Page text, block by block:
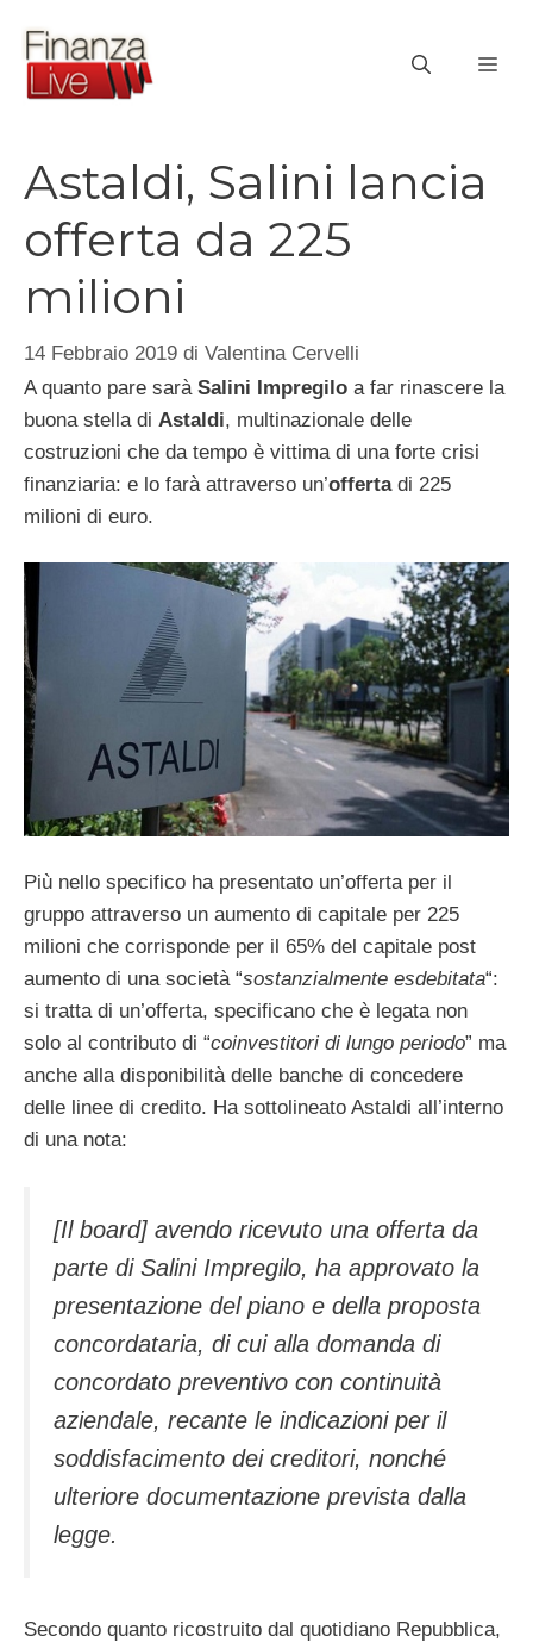
contenuto
Astaldi, Salini lancia
offerta da 225
milioni
14 Febbraio 2019 di Valentina Cervelli
A quanto pare saràSalini Impregilo a far rinascere la
buona stella di Astaldi, multinazionale delle
costruzioni che da tempo è vittima di una forte crisi
finanziaria: e lo farà attraverso un’offertadi 225
milioni di euro.
Più nello specifico ha presentato un’offerta per il
gruppo attraverso un aumento di capitale per 225
milioni che corrisponde per il 65% del capitale post
aumento di una società “sostanzialmente esdebitata“:
si tratta di un’offerta, specificano che è legata non
solo al contributo di “coinvestitori di lungo periodo” ma
anche alla disponibilità delle banche di concedere
delle linee di credito. Ha sottolineato Astaldi all’interno
di una nota:
[Il board] avendo ricevuto una offerta da
parte di Salini Impregilo, ha approvato la
presentazione del piano e della proposta
concordataria, di cui alla domanda di
concordato preventivo con continuità
aziendale, recante le indicazioni per il
soddisfacimento dei creditori, nonché
ulteriore documentazione prevista dalla
legge.
Secondo quanto ricostruito dal quotidiano Repubblica,